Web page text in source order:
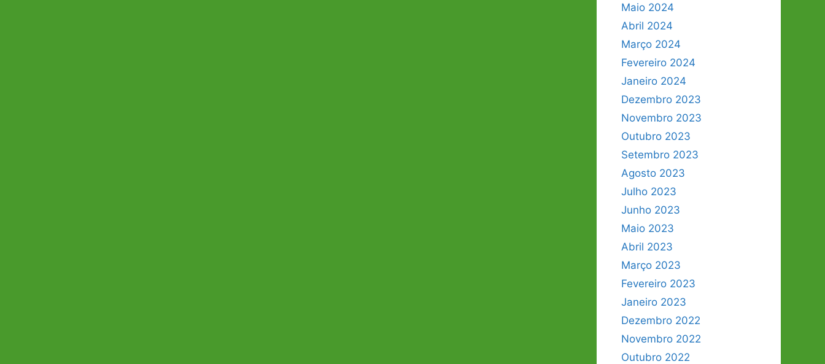
Maio 2024
Abril 2024
Março 2024
Fevereiro 2024
Janeiro 2024
Dezembro 2023
Novembro 2023
Outubro 2023
Setembro 2023
Agosto 2023
Julho 2023
Junho 2023
Maio 2023
Abril 2023
Março 2023
Fevereiro 2023
Janeiro 2023
Dezembro 2022
Novembro 2022
Outubro 2022